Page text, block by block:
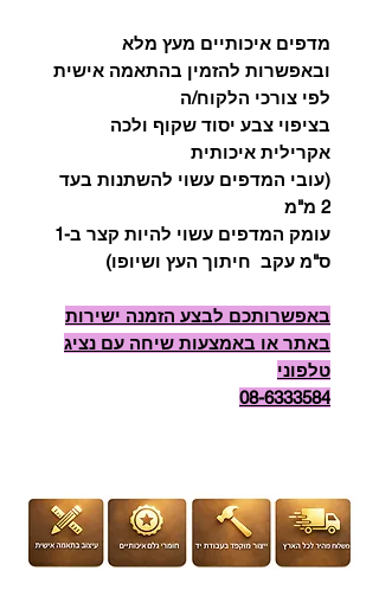
מדפים איכותיים מעץ מלא
ובאפשרות להזמין בהתאמה אישית
לפי צורכי הלקוח/ה
בציפוי צבע יסוד שקוף ולכה
אקרילית איכותית
(עובי המדפים עשוי להשתנות בעד
2 מ"מ
עומק המדפים עשוי להיות קצר ב-1
ס"מ עקב חיתוך העץ ושיופו)
באפשרותכם לבצע הזמנה ישירות
באתר או באמצעות שיחה עם נציג
טלפוני
08-6333584